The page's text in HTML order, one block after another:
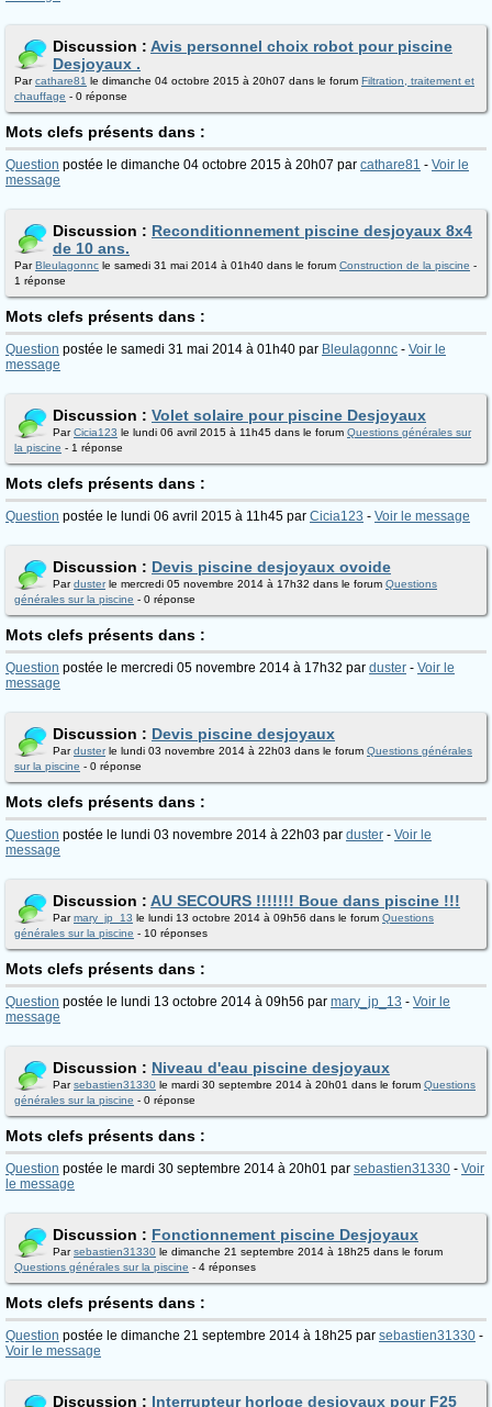
Discussion : Avis personnel choix robot pour piscine
Desjoyaux .
Parcathare81 le dimanche 04 octobre 2015 à 20h07 dans le forum Filtration, traitement et
chauffage - 0 réponse
Mots clefs présents dans :
Question postée le dimanche 04 octobre 2015 à 20h07 par cathare81 - Voir le
message
Discussion : Reconditionnement piscine desjoyaux 8x4
de 10 ans.
ParBleulagonnc le samedi 31 mai 2014 à 01h40 dans le forum Construction de la piscine -
1 réponse
Mots clefs présents dans :
Question postée le samedi 31 mai 2014 à 01h40 par Bleulagonnc - Voir le
message
Discussion : Volet solaire pour piscine Desjoyaux
ParCicia123 le lundi 06 avril 2015 à 11h45 dans le forum Questions générales sur
la piscine - 1 réponse
Mots clefs présents dans :
Question postée le lundi 06 avril 2015 à 11h45 par Cicia123 - Voir le message
Discussion : Devis piscine desjoyaux ovoide
Pardusterle mercredi 05 novembre 2014 à 17h32 dans le forum Questions
générales sur la piscine - 0 réponse
Mots clefs présents dans :
Question postée le mercredi 05 novembre 2014 à 17h32 par duster - Voir le
message
Discussion : Devis piscine desjoyaux
Pardusterle lundi 03 novembre 2014 à 22h03 dans le forum Questions générales
sur la piscine - 0 réponse
Mots clefs présents dans :
Question postée le lundi 03 novembre 2014 à 22h03 par duster - Voir le
message
Discussion : AU SECOURS !!!!!!! Boue dans piscine !!!
Parmary_jp_13 le lundi 13 octobre 2014 à 09h56 dans le forum Questions
générales sur la piscine - 10 réponses
Mots clefs présents dans :
Question postée le lundi 13 octobre 2014 à 09h56 par mary_jp_13 - Voir le
message
Discussion : Niveau d'eau piscine desjoyaux
Parsebastien31330 le mardi 30 septembre 2014 à 20h01 dans le forum Questions
générales sur la piscine - 0 réponse
Mots clefs présents dans :
Question postée le mardi 30 septembre 2014 à 20h01 par sebastien31330 - Voir
le message
Discussion : Fonctionnement piscine Desjoyaux
Parsebastien31330 le dimanche 21 septembre 2014 à 18h25 dans le forum
Questions générales sur la piscine - 4 réponses
Mots clefs présents dans :
Question postée le dimanche 21 septembre 2014 à 18h25 par sebastien31330 -
Voir le message
Discussion : Interrupteur horloge desjoyaux pour F25